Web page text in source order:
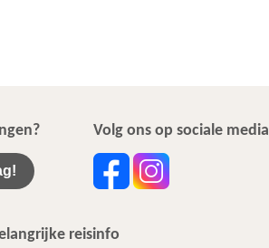
Volg ons op sociale media
reisinfo